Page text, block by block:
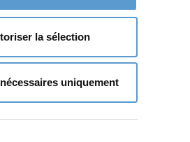
la sélection
uniquement